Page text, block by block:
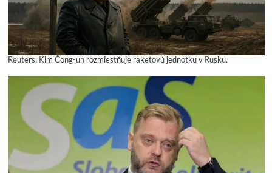
Reuters: Kim Čong-un rozmiestňuje raketovú jednotku v Rusku.